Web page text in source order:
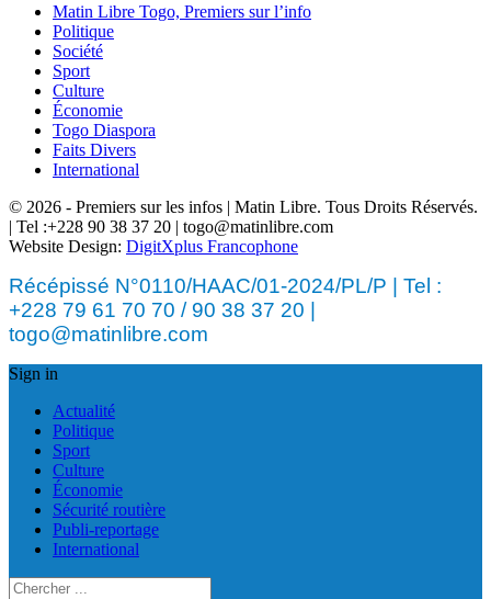
Matin Libre Togo, Premiers sur l’info
Politique
Société
Sport
Culture
Économie
Togo Diaspora
Faits Divers
International
© 2026 - Premiers sur les infos | Matin Libre. Tous Droits Réservés.
| Tel :+228 90 38 37 20 | togo@matinlibre.com
Website Design: DigitXplus Francophone
Récépissé N°0110/HAAC/01-2024/PL/P | Tel :
+228 79 61 70 70 / 90 38 37 20 |
togo@matinlibre.com
Sign in
Actualité
Politique
Sport
Culture
Économie
Sécurité routière
Publi-reportage
International